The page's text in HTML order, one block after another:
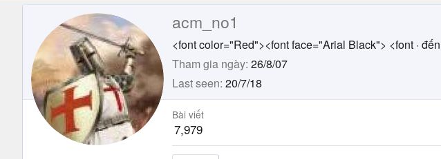
acm_no1
<font color="Red"><font face="Arial Black"> <font ·
Tham gia ngày 26/8/07
Last seen 20/7/18
Bài viết
7,979